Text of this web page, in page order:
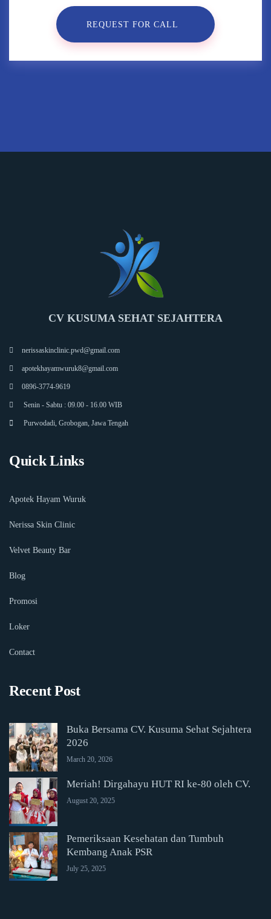
CV KUSUMA SEHAT SEJAHTERA
nerissaskinclinic.pwd@gmail.com
apotekhayamwuruk8@gmail.com
0896-3774-9619
Senin - Sabtu : 09.00 - 16.00 WIB
Purwodadi, Grobogan, Jawa Tengah
Quick Links
Apotek Hayam Wuruk
Nerissa Skin Clinic
Velvet Beauty Bar
Blog
Promosi
Loker
Contact
Recent Post
Buka Bersama CV. Kusuma Sehat Sejahtera
2026
March 20, 2026
Meriah! Dirgahayu HUT RI ke-80 oleh CV.
August 20, 2025
Pemeriksaan Kesehatan dan Tumbuh
Kembang Anak PSR
July 25, 2025